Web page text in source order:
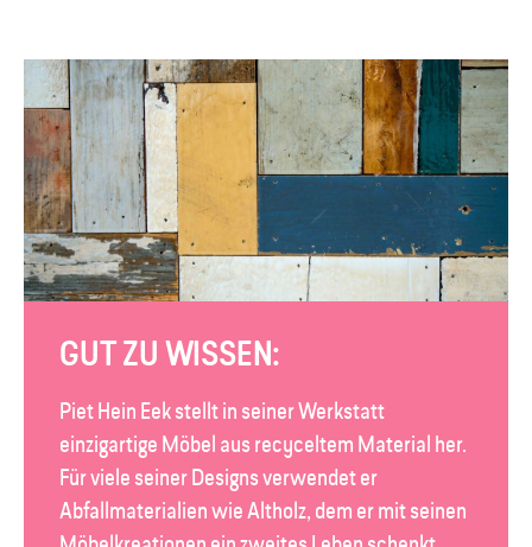
GUT ZU WISSEN:
Piet Hein Eek stellt in seiner Werkstatt
einzigartige Möbel aus recyceltem Material her.
Für viele seiner Designs verwendet er
Abfallmaterialien wie Altholz, dem er mit seinen